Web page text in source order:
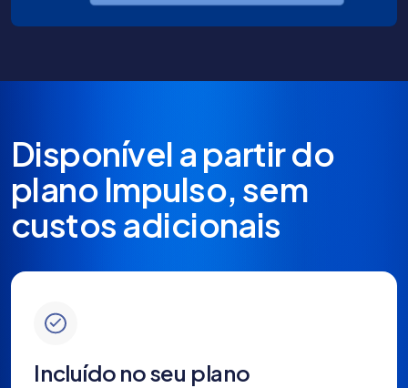
Disponível a partir do
plano Impulso, sem
custos adicionais
Incluído no seu plano